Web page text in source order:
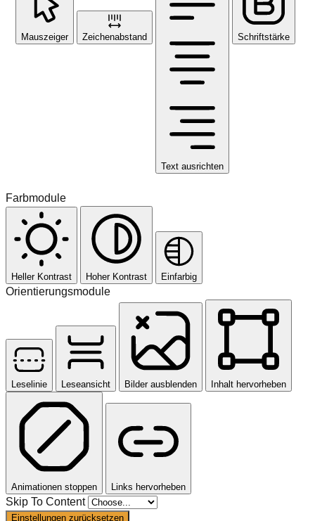
Mauszeiger Zeichenabstand
Text ausrichten
Schriftstärke
Farbmodule
Heller Kontrast Hoher Kontrast Einfarbig
Orientierungsmodule
Leselinie Leseansicht Bilder ausblenden Inhalt hervorheben
Animationen stoppen Links hervorheben
Skip To Content
Einstellungen zurücksetzen